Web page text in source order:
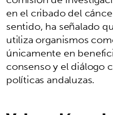
en el cribado del
sentido, ha señalado
utiliza organismos
únicamente en
consenso y el diálogo
políticas andaluzas.